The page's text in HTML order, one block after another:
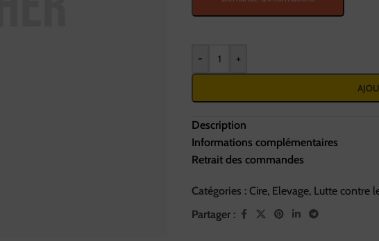
- +
Description
Informations complémentaires
Retrait des commandes
Catégories : Cire, Elevage, Lutte contre
Partager :